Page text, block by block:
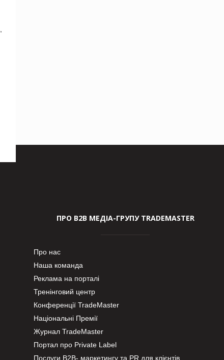
ПРО В2В МЕДІА-ГРУПУ TRADEMASTER
Про нас
Наша команда
Реклама на порталі
Тренінговий центр
Конференції TradeMaster
Національні Премії
Журнал TradeMaster
Портал про Private Label
Послуги В2В- маркетингу та PR для клієнтів